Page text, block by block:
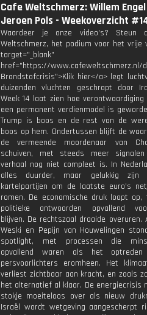
Cafe Weltschmerz: Willem
Jeroen Pols - Weekoverzicht
Waardeer je onze video's? Steun
Weltschmerz, het podium voor het vrije
target="_blank"
href="https://www.cafeweltschmerz.nl/
Brandstofcrisis">Klik hier</a> legt
duizenden vluchten geschrapt door
Week 14 laat zien hoe verontwaardiging
een permanent verdienmodel is
Trump is boos en de rest van de
boos op hem. Ondertussen blijft de
de vermeende moordenaar van
schuiven, met steeds meer
verhaal nog niet compleet is. In
alles duurder, maar gelukkig zijn
kartelpartijen om de laatste euro’s
romen. De economische druk loopt
politieke antwoorden opvallend
blijven. De rechtszaal draaide overuren.
Weski en Pepijn van Houwelingen
spotlight, met processen die
opvallend waren als het
persvoorlichters eromheen. Het
verliest zichtbaar aan kracht, en zoals
het alternatief al klaar. De energiecrisis
stokje moeiteloos over als nieuw
Israël wordt wetgeving aangescherpt